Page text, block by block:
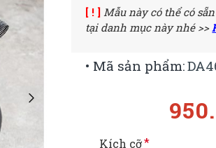
• Mã sản phẩm:
Kích cỡ
[ ! ] Mẫu này có thể có
tại danh mục này nhé >>